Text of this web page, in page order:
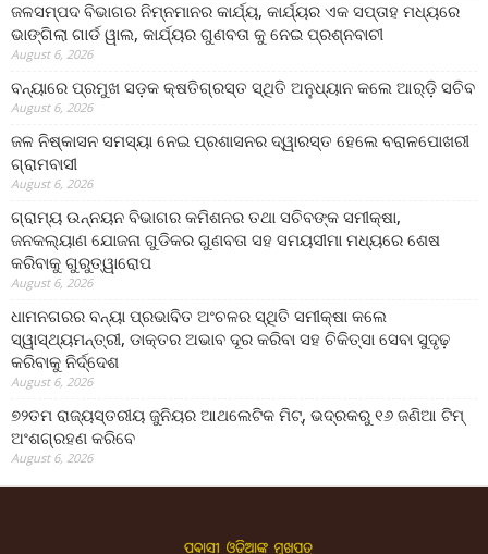
ଜଳସମ୍ପଦ ବିଭାଗର ନିମ୍ନମାନର କାର୍ଯ୍ୟ, କାର୍ଯ୍ୟର ଏକ ସପ୍ତାହ ମଧ୍ୟରେ
ଭାଙ୍ଗିଲା ଗାର୍ଡ ୱାଲ, କାର୍ଯ୍ୟର ଗୁଣବତା କୁ ନେଇ ପ୍ରଶ୍ନବାଚୀ
August 6, 2026
ବନ୍ୟାରେ ପ୍ରମୁଖ ସଡ଼କ କ୍ଷତିଗ୍ରସ୍ତ ସ୍ଥିତି ଅନୁଧ୍ୟାନ କଲେ ଆର୍‌ଡ଼ି ସଚିବ
August 6, 2026
ଜଳ ନିଷ୍କାସନ ସମସ୍ୟା ନେଇ ପ୍ରଶାସନର ଦ୍ୱାରସ୍ତ ହେଲେ ବରାଳପୋଖରୀ
ଗ୍ରାମବାସୀ
August 6, 2026
ଗ୍ରାମ୍ୟ ଉନ୍ନୟନ ବିଭାଗର କମିଶନର ତଥା ସଚିବଙ୍କ ସମୀକ୍ଷା,
ଜନକଲ୍ୟାଣ ଯୋଜନା ଗୁଡିକର ଗୁଣବତା ସହ ସମୟସୀମା ମଧ୍ୟରେ ଶେଷ
କରିବାକୁ ଗୁରୁତ୍ୱାରୋପ
August 6, 2026
ଧାମନଗରର ବନ୍ୟା ପ୍ରଭାବିତ ଅଂଚଳର ସ୍ଥିତି ସମୀକ୍ଷା କଲେ
ସ୍ୱାସ୍ଥ୍ୟମନ୍ତ୍ରୀ, ଡାକ୍ତର ଅଭାବ ଦୂର କରିବା ସହ ଚିକିତ୍ସା ସେବା ସୁଦୃଢ଼
କରିବାକୁ ନିର୍ଦ୍ଦେଶ
August 6, 2026
୭୨ତମ ରାଜ୍ୟସ୍ତରୀୟ ଜୁନିୟର ଆଥଲେଟିକ ମିଟ୍‌, ଭଦ୍ରକରୁ ୧୬ ଜଣିଆ ଟିମ୍
ଅଂଶଗ୍ରହଣ କରିବେ
August 6, 2026